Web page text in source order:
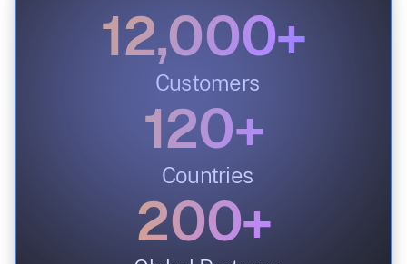
12,000+
Customers
120+
Countries
200+